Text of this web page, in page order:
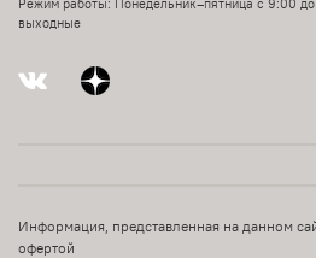
выходные
Информация, представленная на данном
офертой